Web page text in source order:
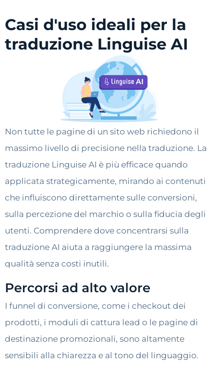
Casi d'uso ideali per la
traduzione Linguise AI
Non tutte le pagine di un sito web richiedono il
massimo livello di precisione nella traduzione. La
traduzione Linguise AI è più efficace quando
applicata strategicamente, mirando ai contenuti
che influiscono direttamente sulle conversioni,
sulla percezione del marchio o sulla fiducia degli
utenti. Comprendere dove concentrarsi sulla
traduzione AI aiuta a raggiungere la massima
qualità senza costi inutili.
Percorsi ad alto valore
I funnel di conversione, come i checkout dei
prodotti, i moduli di cattura lead o le pagine di
destinazione promozionali, sono altamente
sensibili alla chiarezza e al tono del linguaggio.